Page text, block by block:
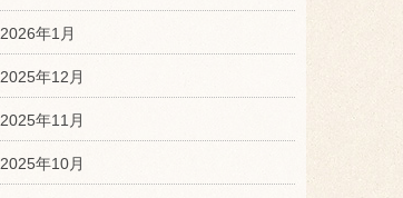
2026年1月
2025年12月
2025年11月
2025年10月